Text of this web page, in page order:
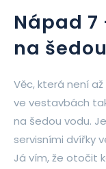
Nápad
na
Věc, která není
ve vestavbách
na šedou vodu.
servisními dvířky
Já vím, že otočit